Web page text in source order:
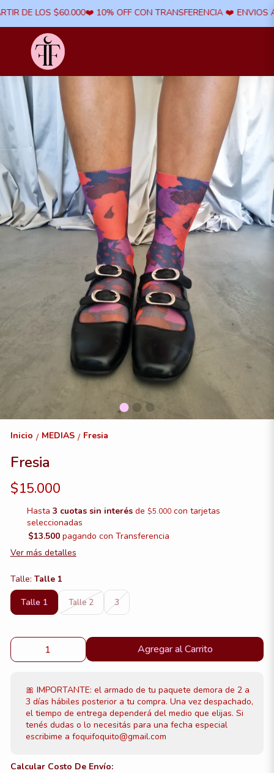
DE LOS $60.000​❤️ 10% OFF CON TRANSFERENCIA ​❤️ ENVIOS A
Inicio / MEDIAS / Fresia
Fresia
$15.000
Hasta3 cuotas sin interés de$5.000 con tarjetas
seleccionadas
$13.500pagando con Transferencia
Ver más detalles
Talle: Talle 1
Talle 1
Talle 2 3
Agregar al Carrito
🎀 IMPORTANTE: el armado de tu paquete demora de 2 a
3 días hábiles posterior a tu compra. Una vez despachado,
el tiempo de entrega dependerá del medio que elijas. Si
tenés dudas o lo necesitás para una fecha especial
escribime a foquifoquito@gmail.com
Calcular Costo De Envío: